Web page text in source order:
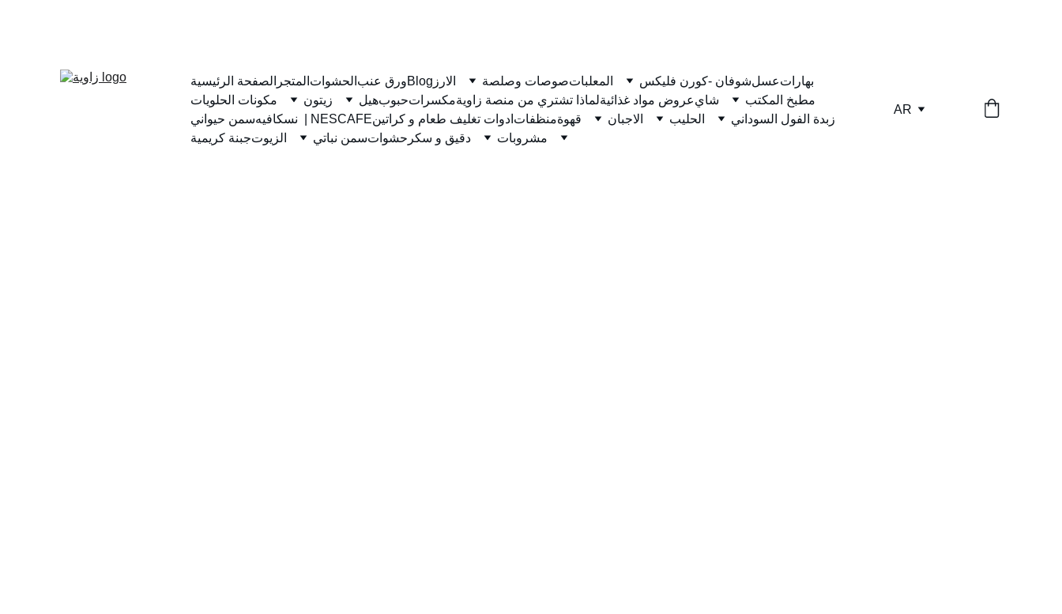
الصفحة الرئيسية المتجر الحشوات ورق عنبBlog الارز صوصات وصلصةالمعلبات شوفان -كورن فليكسعسلبهارات
مكونات الحلويات
زيتون هيلحبوبمكسراتلماذا تشتري من منصة زاويةعروض مواد غذائيةشاي
مطبخ المكتب
سمن حيواني
نسكافيه  | NESCAFEادوات تغليف طعام و كراتين منظفاتقهوة الاجبان الحليب
زبدة الفول السوداني
جبنة كريميةالزيوت سمن نباتيحشوات دقيق و سكر مشروبات
AR